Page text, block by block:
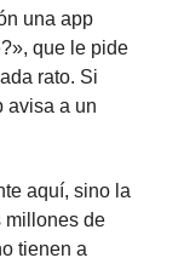
una app
que le pide
rato. Si
avisa a un
aquí, sino la
millones de
tienen a